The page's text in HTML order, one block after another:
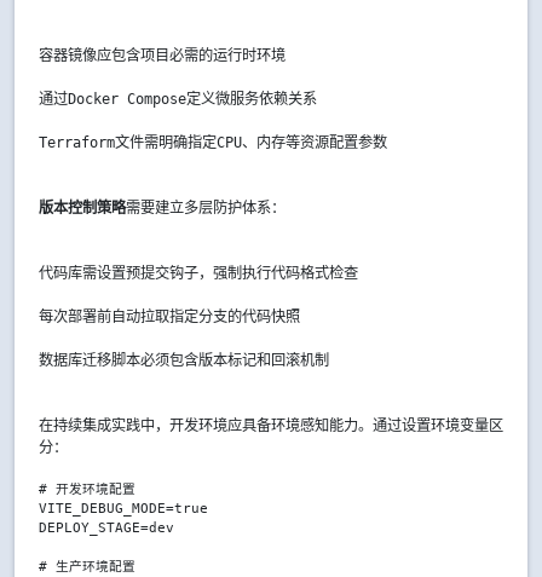
容器镜像应包含项目必需的运行时环境
通过Docker Compose定义微服务依赖关系
Terraform文件需明确指定CPU、内存等资源配置参数
版本控制策略需要建立多层防护体系：
代码库需设置预提交钩子，强制执行代码格式检查
每次部署前自动拉取指定分支的代码快照
数据库迁移脚本必须包含版本标记和回滚机制
在持续集成实践中，开发环境应具备环境感知能力。通过设置环境变量区
分：
# 开发环境配置
VITE_DEBUG_MODE=true
DEPLOY_STAGE=dev
# 生产环境配置